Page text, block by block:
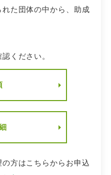
た団体の中から、助成
ください。
方はこちらからお申込